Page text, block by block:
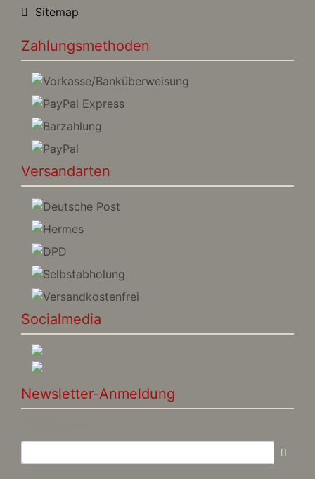
Sitemap
Zahlungsmethoden
Versandarten
Socialmedia
Newsletter-Anmeldung